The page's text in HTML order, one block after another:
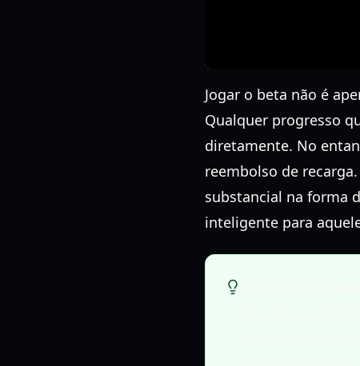
Jogar o beta não é
Qualquer progresso
diretamente. No
reembolso de
substancial na forma
inteligente para